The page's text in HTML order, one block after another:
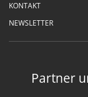
KONTAKT
NEWSLETTER
Partner